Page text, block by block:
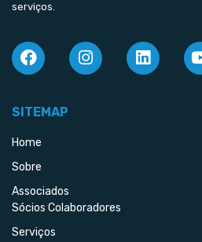
serviços.
SITEMAP
Home
Sobre
Associados
Sócios Colaboradores
Serviços